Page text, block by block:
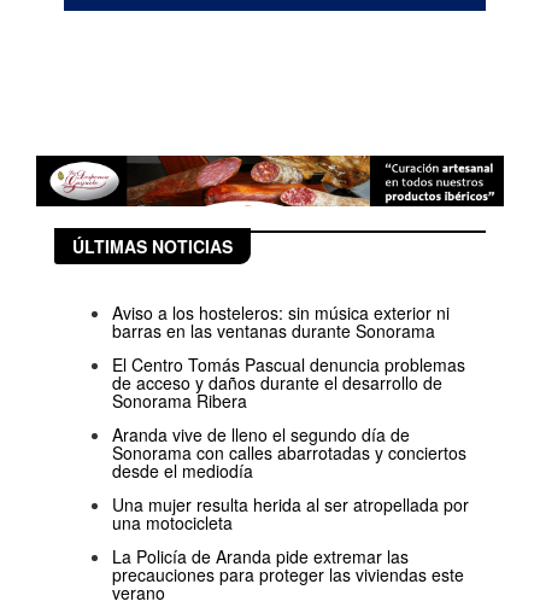
ÚLTIMAS NOTICIAS
Aviso a los hosteleros: sin música exterior ni
barras en las ventanas durante Sonorama
El Centro Tomás Pascual denuncia problemas
de acceso y daños durante el desarrollo de
Sonorama Ribera
Aranda vive de lleno el segundo día de
Sonorama con calles abarrotadas y conciertos
desde el mediodía
Una mujer resulta herida al ser atropellada por
una motocicleta
La Policía de Aranda pide extremar las
precauciones para proteger las viviendas este
verano